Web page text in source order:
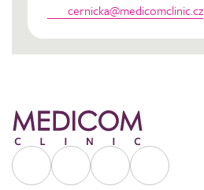
cernicka@medicomclinic.cz